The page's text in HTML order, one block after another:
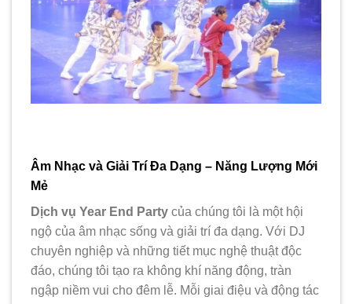
Âm Nhạc và Giải Trí Đa Dạng – Năng Lượng Mới
Mẻ
Dịch vụ Year End Party của chúng tôi là một hội
ngộ của âm nhạc sống và giải trí đa dạng. Với DJ
chuyên nghiệp và những tiết mục nghệ thuật độc
đáo, chúng tôi tạo ra không khí năng động, tràn
ngập niềm vui cho đêm lễ. Mỗi giai điệu và động tác